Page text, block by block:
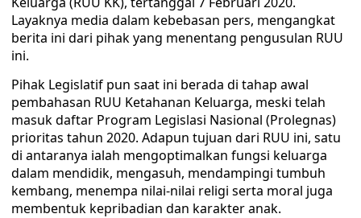
Layaknya media dalam kebebasan pers, mengangkat
berita ini dari pihak yang menentang pengusulan RUU
ini.
Pihak Legislatif pun saat ini berada di tahap awal
pembahasan RUU Ketahanan Keluarga, meski telah
masuk daftar Program Legislasi Nasional (Prolegnas)
prioritas tahun 2020. Adapun tujuan dari RUU ini, satu
di antaranya ialah mengoptimalkan fungsi keluarga
dalam mendidik, mengasuh, mendampingi tumbuh
kembang, menempa nilai-nilai religi serta moral juga
membentuk kepribadian dan karakter anak.